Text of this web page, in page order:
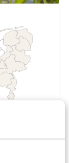
für 2 Personen